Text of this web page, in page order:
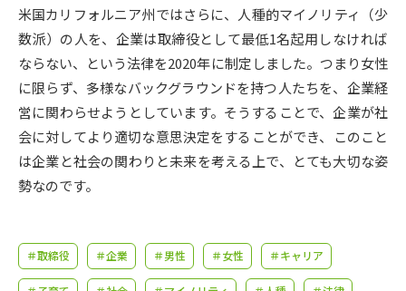
併願校選び 受験スケジュールを立てよう
先輩が入学を決めた理由 テレメール全国一斉進学調査
新生活お役立ちガイド
大学で学びたい学問発見
米国カリフォルニア州ではさらに、人種的マイノリティ（少
数派）の人を、企業は取締役として最低1名起用しなければ
ならない、という法律を2020年に制定しました。つまり女性
に限らず、多様なバックグラウンドを持つ人たちを、企業経
営に関わらせようとしています。そうすることで、企業が社
会に対してより適切な意思決定をすることができ、このこと
は企業と社会の関わりと未来を考える上で、とても大切な姿
勢なのです。
＃取締役 ＃企業 ＃男性 ＃女性 ＃キャリア